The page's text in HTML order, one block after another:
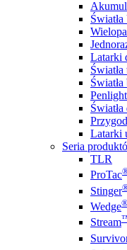
Latarki
Latarki
Seria
TLR
ProTac
Stinger
Wedge
Stream